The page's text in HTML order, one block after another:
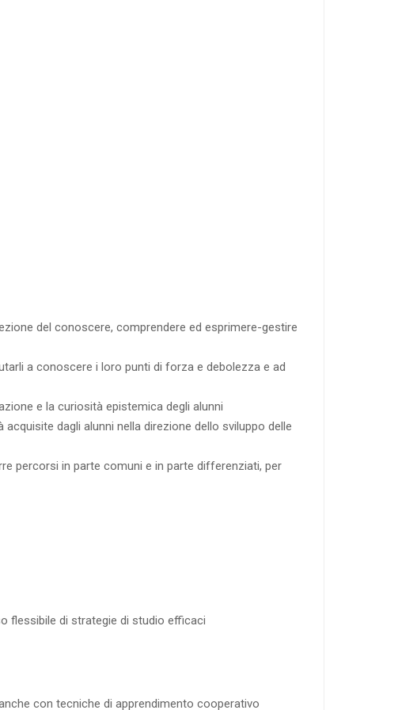
del conoscere, comprendere ed esprimere-gestire
a conoscere i loro punti di forza e debolezza e ad
e la curiosità epistemica degli alunni
dagli alunni nella direzione dello sviluppo delle
percorsi in parte comuni e in parte differenziati, per
flessibile di strategie di studio efficaci
con tecniche di apprendimento cooperativo